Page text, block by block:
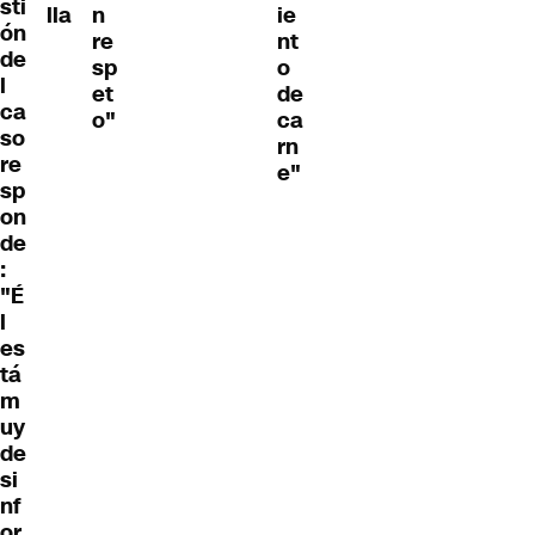
sti
ón
de
l
ca
so
re
sp
on
de
:
"É
l
es
tá
m
uy
de
si
nf
lla
n
re
sp
et
o"
ie
nt
o
de
ca
rn
e"